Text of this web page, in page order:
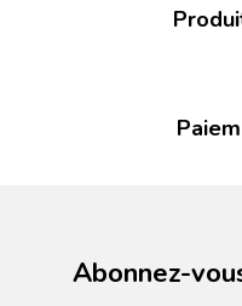
Abonnez-